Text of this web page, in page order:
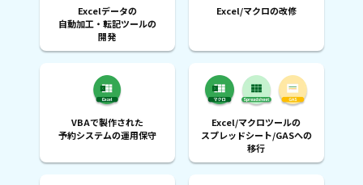
Excelデータの
自動加工・転記ツールの
開発
Excel/マクロの改修
VBAで製作された
予約システムの運用保守
Excel/マクロツールの
スプレッドシート/GASへの
移行